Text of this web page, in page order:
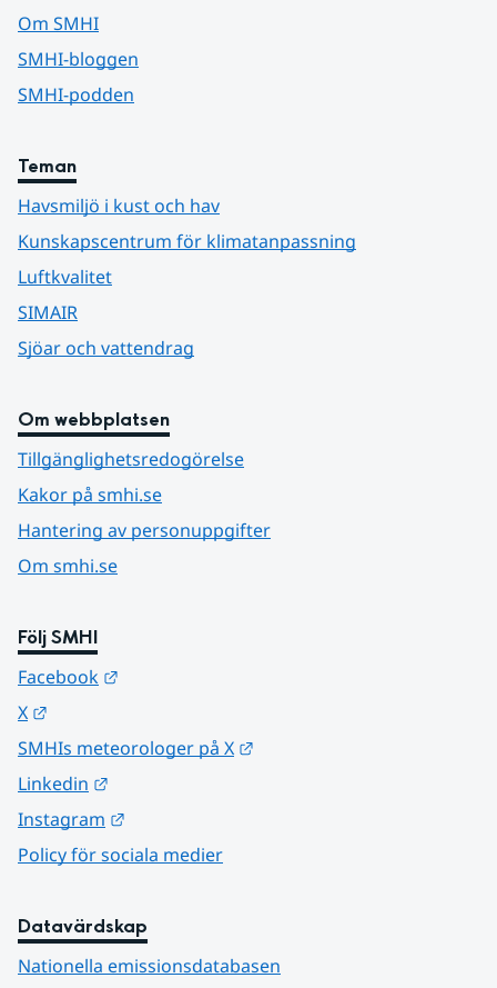
Om SMHI
SMHI-bloggen
SMHI-podden
Teman
Havsmiljö i kust och hav
Kunskapscentrum för klimatanpassning
Luftkvalitet
SIMAIR
Sjöar och vattendrag
Om webbplatsen
Tillgänglighetsredogörelse
Kakor på smhi.se
Hantering av personuppgifter
Om smhi.se
Följ SMHI
Facebook
X
SMHIs meteorologer på X
Linkedin
Instagram
Policy för sociala medier
Datavärdskap
Nationella emissionsdatabasen